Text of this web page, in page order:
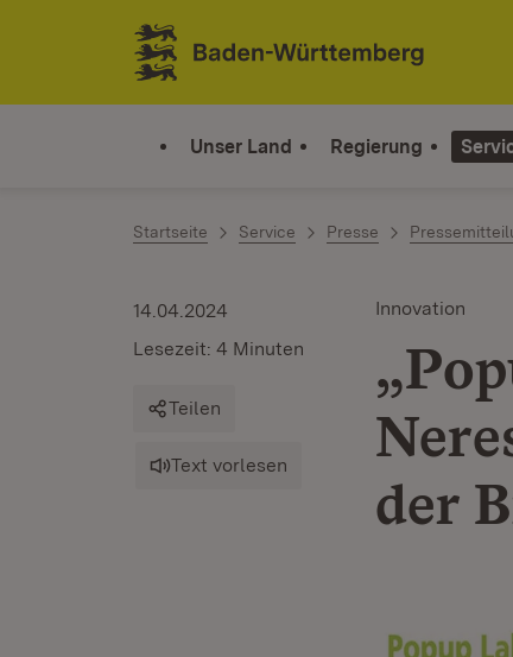
Zum Inhalt springen
Link zur Startseite
Unser Land Regierung
Startseite Service Presse
Innovation
der
14.04.2024
Lesezeit: 4 Minuten
Teilen
Text vorlesen